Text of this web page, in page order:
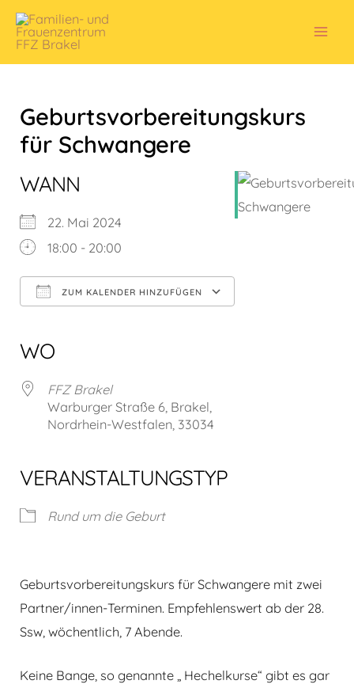
Zum
Inhalt
Geburtsvorbereitungskurs
für Schwangere
WANN
22. Mai 2024
18:00 - 20:00
ZUM KALENDER HINZUFÜGEN
WO
FFZ Brakel
Warburger Straße 6, Brakel,
Nordrhein-Westfalen, 33034
VERANSTALTUNGSTYP
Rund um die Geburt
Geburtsvorbereitungskurs für Schwangere mit zwei
Partner/innen-Terminen. Empfehlenswert ab der 28.
Ssw, wöchentlich, 7 Abende.
Keine Bange, so genannte „ Hechelkurse“ gibt es gar